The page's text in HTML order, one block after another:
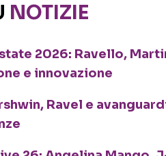
NOTIZIE
2026: Ravello,
e innovazione
Ravel e